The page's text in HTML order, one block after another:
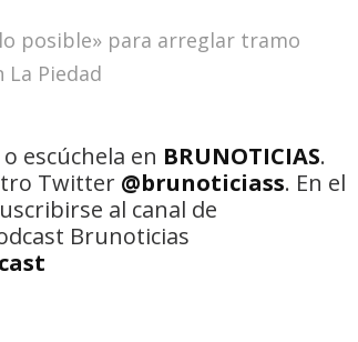
posible» para arreglar tramo
La Piedad
escúchela en BRUNOTICIAS.
Twitter @brunoticiass. En el
al canal de
Brunoticias